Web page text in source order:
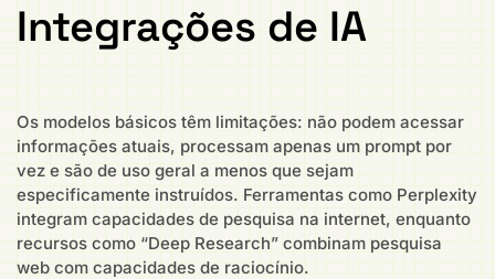
Integrações de IA
Os modelos básicos têm limitações: não podem acessar
informações atuais, processam apenas um prompt por
vez e são de uso geral a menos que sejam
especificamente instruídos. Ferramentas como Perplexity
integram capacidades de pesquisa na internet, enquanto
recursos como “Deep Research” combinam pesquisa
web com capacidades de raciocínio.